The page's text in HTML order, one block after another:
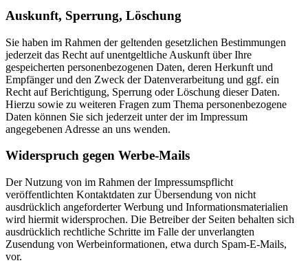
Auskunft, Sperrung, Löschung
Sie haben im Rahmen der geltenden gesetzlichen Bestimmungen
jederzeit das Recht auf unentgeltliche Auskunft über Ihre
gespeicherten personenbezogenen Daten, deren Herkunft und
Empfänger und den Zweck der Datenverarbeitung und ggf. ein
Recht auf Berichtigung, Sperrung oder Löschung dieser Daten.
Hierzu sowie zu weiteren Fragen zum Thema personenbezogene
Daten können Sie sich jederzeit unter der im Impressum
angegebenen Adresse an uns wenden.
Widerspruch gegen Werbe-Mails
Der Nutzung von im Rahmen der Impressumspflicht
veröffentlichten Kontaktdaten zur Übersendung von nicht
ausdrücklich angeforderter Werbung und Informationsmaterialien
wird hiermit widersprochen. Die Betreiber der Seiten behalten sich
ausdrücklich rechtliche Schritte im Falle der unverlangten
Zusendung von Werbeinformationen, etwa durch Spam-E-Mails,
vor.